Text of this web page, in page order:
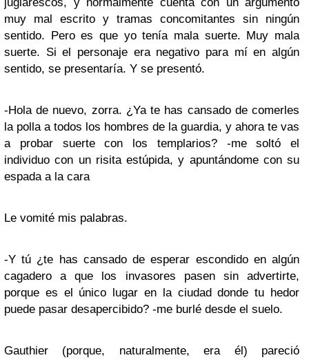
muy mal escrito y tramas concomitantes sin ningún
sentido. Pero es que yo tenía mala suerte. Muy mala
suerte. Si el personaje era negativo para mí en algún
sentido, se presentaría. Y se presentó.
-Hola de nuevo, zorra. ¿Ya te has cansado de comerles
la polla a todos los hombres de la guardia, y ahora te vas
a probar suerte con los templarios? -me soltó el
individuo con un risita estúpida, y apuntándome con su
espada a la cara
Le vomité mis palabras.
-Y tú ¿te has cansado de esperar escondido en algún
cagadero a que los invasores pasen sin advertirte,
porque es el único lugar en la ciudad donde tu hedor
puede pasar desapercibido? -me burlé desde el suelo.
Gauthier (porque, naturalmente, era él) pareció